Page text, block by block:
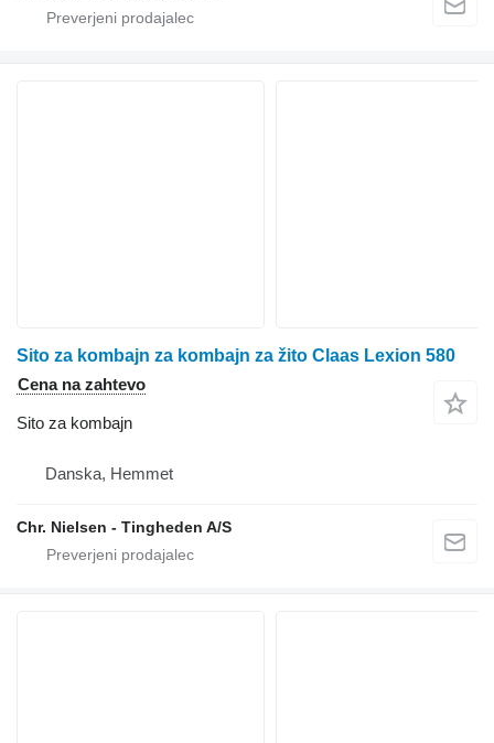
Sito za kombajn za kombajn za žito Claas Lexion 580
Cena na zahtevo
Sito za kombajn
Danska, Hemmet
Chr. Nielsen - Tingheden A/S